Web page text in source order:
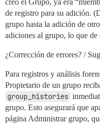
creó el Grupo, ya era
de registro para su adición.
grupo hasta la adición de
adiciones al grupo, lo que
¿Corrección de errores? /
Para registros y análisis
Propietario de un grupo
group_histories
grupo. Esto asegurará que
página Administrar grupo,